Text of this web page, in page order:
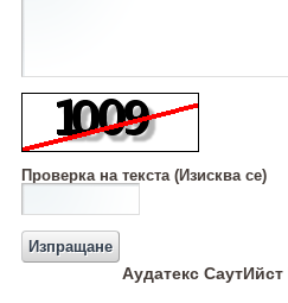
Проверка на текста (Изисква се)
Аудатекс